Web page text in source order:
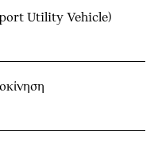
Utility Vehicle)